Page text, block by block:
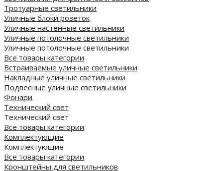
Тротуарные светильники
Уличные блоки розеток
Уличные настенные светильники
Уличные потолочные светильники
Уличные потолочные светильники
Все товары категории
Встраиваемые уличные светильники
Накладные уличные светильники
Подвесные уличные светильники
Фонари
Технический свет
Технический свет
Все товары категории
Комплектующие
Комплектующие
Все товары категории
Кронштейны для светильников